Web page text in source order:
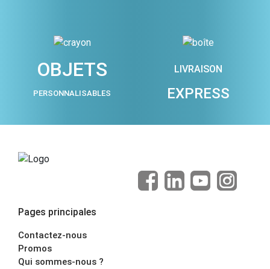
OBJETS
PERSONNALISABLES
LIVRAISON
EXPRESS
Pages principales
Contactez-nous
Promos
Qui sommes-nous ?